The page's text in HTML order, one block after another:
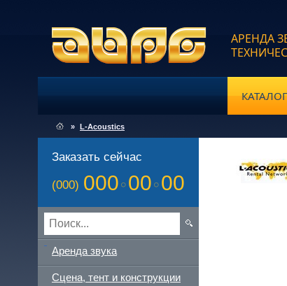
АРЕНДА
КАТАЛОГ
» L-Acoustics
Заказать сейчас
(000) 000 00 00
Аренда звука
Сцена, тент и конструкции